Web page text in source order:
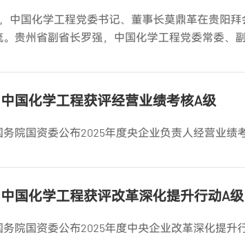
中国化学工程党委书记、董事长莫鼎革在贵阳
。贵州省副省长罗强，中国化学工程党委常委、
国化学工程获评经营业绩考核A级
务院国资委公布2025年度央企业负责人经营业绩
国化学工程获评改革深化提升行动A级
务院国资委公布2025年度中央企业改革深化提升